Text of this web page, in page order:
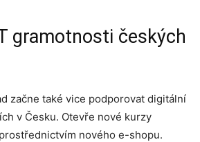
gramotnosti českých
začne také vice podporovat digitální
v Česku. Otevře nové kurzy
nového e-shopu.